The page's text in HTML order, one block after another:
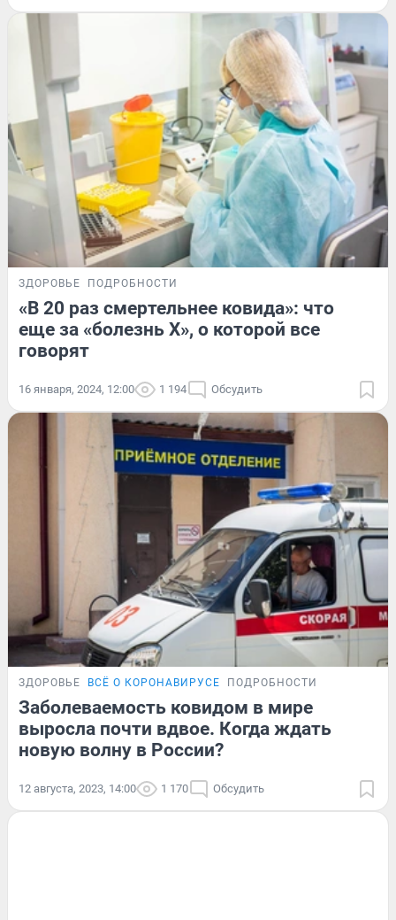
ЗДОРОВЬЕ ПОДРОБНОСТИ
«В 20 раз смертельнее ковида»: что
еще за «болезнь X», о которой все
говорят
16 января, 2024, 12:00 1 194 Обсудить
ЗДОРОВЬЕ ВСЁ О КОРОНАВИРУСЕ ПОДРОБНОСТИ
Заболеваемость ковидом в мире
выросла почти вдвое. Когда ждать
новую волну в России?
12 августа, 2023, 14:00 1 170 Обсудить